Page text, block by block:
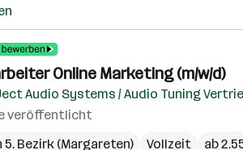
Online Marketing (m/w/d)
Audio Systems / Audio Tuning
veröffentlicht
5. Bezirk (Margareten)
Vollzeit ab